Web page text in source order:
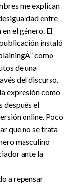
me explican
entre
el género. El
instaló
como
de una
del discurso.
expresión como
después el
online. Poco
que no se trata
masculino
ante la
a repensar